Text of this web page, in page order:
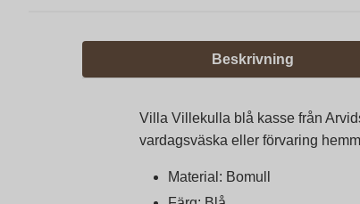
Beskrivning
Villa Villekulla blå kasse från
vardagsväska eller förvaring
Material: Bomull